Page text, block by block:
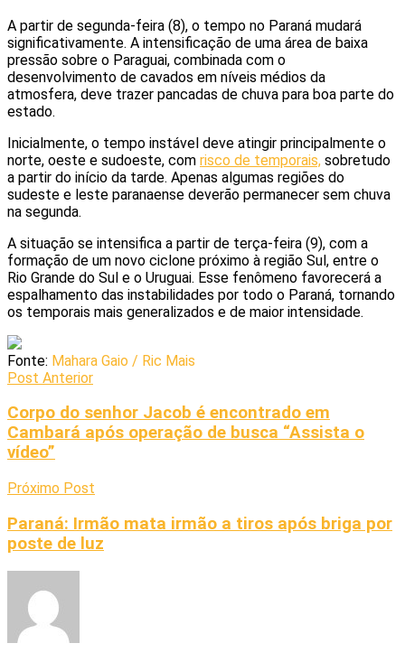
A partir de segunda-feira (8), o tempo no Paraná mudará
significativamente. A intensificação de uma área de baixa
pressão sobre o Paraguai, combinada com o
desenvolvimento de cavados em níveis médios da
atmosfera, deve trazer pancadas de chuva para boa parte do
estado.
Inicialmente, o tempo instável deve atingir principalmente o
norte, oeste e sudoeste, com risco de temporais, sobretudo
a partir do início da tarde. Apenas algumas regiões do
sudeste e leste paranaense deverão permanecer sem chuva
na segunda.
A situação se intensifica a partir de terça-feira (9), com a
formação de um novo ciclone próximo à região Sul, entre o
Rio Grande do Sul e o Uruguai. Esse fenômeno favorecerá a
espalhamento das instabilidades por todo o Paraná, tornando
os temporais mais generalizados e de maior intensidade.
Fonte: Mahara Gaio / Ric Mais
Post Anterior
Corpo do senhor Jacob é encontrado em
Cambará após operação de busca “Assista o
vídeo”
Próximo Post
Paraná: Irmão mata irmão a tiros após briga por
poste de luz